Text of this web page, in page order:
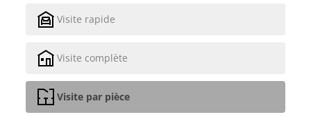
Visite rapide
Visite complète
Visite par pièce